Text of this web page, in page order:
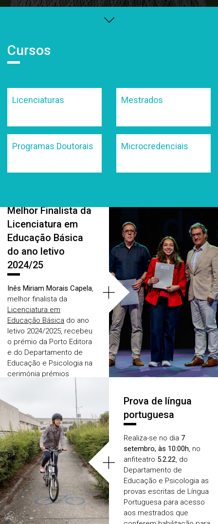
Cursos
Licenciaturas Mestrados
Programas Doutorais Microcredenciais
Áreas
Melhor Finalista da
Licenciatura em
Educação Básica
do ano letivo
2024/25
Inês Miriam Morais Capela,
melhor finalista da
Licenciatura em
Educação Básica do ano
letivo 2024/2025, recebeu
o prémio da Porto Editora
e do Departamento de
Educação e Psicologia na
cerimónia prémios
Universidade de Aveiro.
+
Prova de língua
portuguesa
Realiza-se no dia 7
setembro, às 10:00h, no
anfiteatro 5.2.22, do
Departamento de
Educação e Psicologia as
provas escritas de Língua
Portuguesa para acesso
aos mestrados que
+